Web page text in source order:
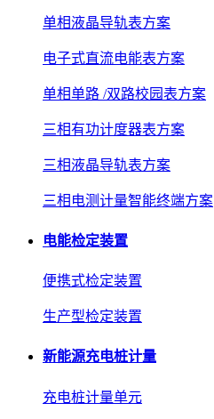
单相液晶导轨表方案
电子式直流电能表方案
单相单路 /双路校园表方案
三相有功计度器表方案
三相液晶导轨表方案
三相电测计量智能终端方案
电能检定装置
便携式检定装置
生产型检定装置
新能源充电桩计量
充电桩计量单元